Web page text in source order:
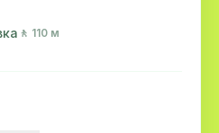
🚶 110 м